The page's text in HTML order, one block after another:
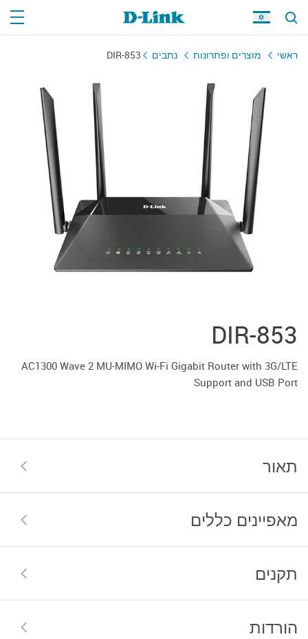
ראשי מוצרים ופתרונות נתבים DIR-853
DIR-853
AC1300 Wave 2 MU-MIMO Wi-Fi Gigabit Router with 3G/LTE
Support and USB Port
תאור
מאפיינים כללים
תקנים
הורדות